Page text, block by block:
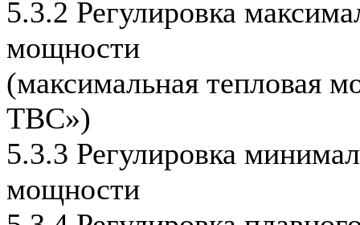
5.3.2 Регулировка
мощности
(максимальная тепловая
ТВС»)
5.3.3 Регулировка
мощности